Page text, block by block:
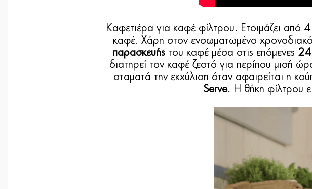
Καφετιέρα για καφέ φίλτρου. Eτοιμάζει από
καφέ. Χάρη στον ενσωματωμένο
παρασκευής του καφέ μέσα στις επόμενες 24
διατηρεί τον καφέ ζεστό για περίπου μισή
σταματά την εκχύλιση όταν αφαιρείται η
Serve. Η θήκη φίλτρου